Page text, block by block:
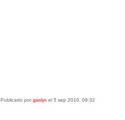
Publicado porgaslyx el 5 sep 2010, 09:32